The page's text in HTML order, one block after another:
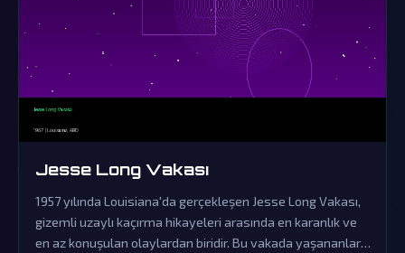
Jesse Long Vakası
1957 yılında Louisiana'da gerçekleşen Jesse Long Vakası,
gizemli uzaylı kaçırma hikayeleri arasında en karanlık ve
en az konuşulan olaylardan biridir. Bu vakada yaşananlar,